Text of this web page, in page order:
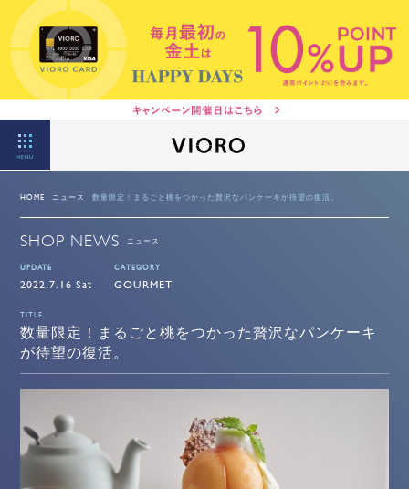
MENU
HOME ニュース 数量限定！まるごと桃をつかった贅沢なパンケーキが待望の復活。
SHOP NEWS ニュース
UPDATE
2022.7.16 Sat
CATEGORY
GOURMET
TITLE
数量限定！まるごと桃をつかった贅沢なパンケーキ
が待望の復活。